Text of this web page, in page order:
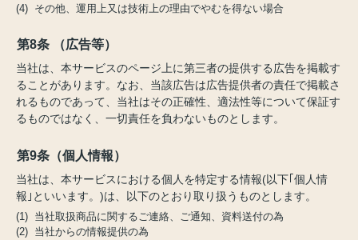
(4) その他、運用上又は技術上の理由でやむを得ない場合
第8条 （広告等）
当社は、本サービスのページ上に第三者の提供する広告を掲載す
ることがあります。なお、当該広告は広告提供者の責任で掲載さ
れるものであって、当社はその正確性、適法性等について保証す
るものではなく、一切責任を負わないものとします。
第9条（個人情報）
当社は、本サービスにおける個人を特定する情報(以下｢個人情
報｣といいます。)は、以下のとおり取り扱うものとします。
(1) 当社取扱商品に関するご連絡、ご通知、資料送付の為
(2) 当社からの情報提供の為